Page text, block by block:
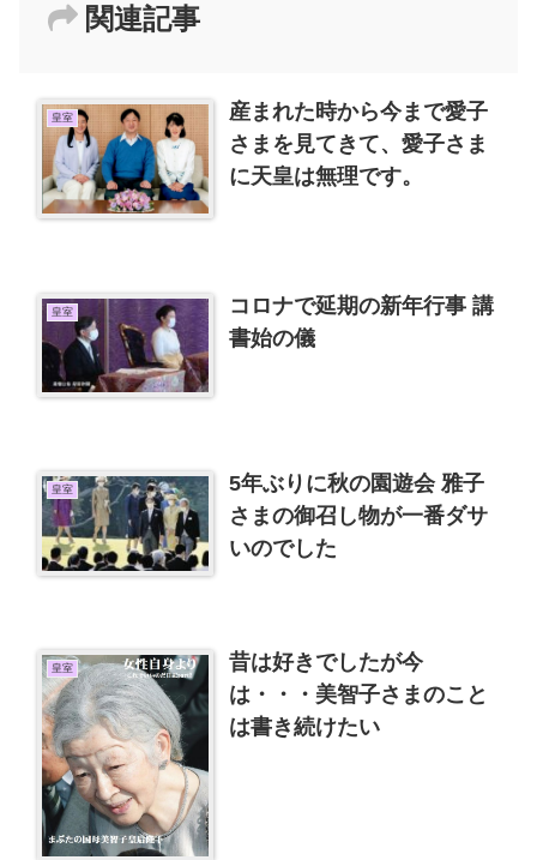
関連記事
皇室
産まれた時から今まで愛子
さまを見てきて、愛子さま
に天皇は無理です。
皇室
コロナで延期の新年行事 講
書始の儀
皇室
5年ぶりに秋の園遊会 雅子
さまの御召し物が一番ダサ
いのでした
皇室
昔は好きでしたが今
は・・・美智子さまのこと
は書き続けたい